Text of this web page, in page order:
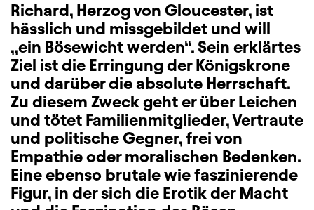
Richard, Herzog von Gloucester, ist
hässlich und missgebildet und will
„ein Bösewicht werden“. Sein erklärtes
Ziel ist die Erringung der Königskrone
und darüber die absolute Herrschaft.
Zu diesem Zweck geht er über Leichen
und tötet Familienmitglieder, Vertraute
und politische Gegner, frei von
Empathie oder moralischen Bedenken.
Eine ebenso brutale wie faszinierende
Figur, in der sich die Erotik der Macht